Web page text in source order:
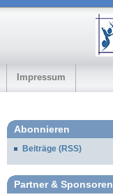
Impressum
Abonnieren
Beiträge (RSS)
Partner & Sponsoren